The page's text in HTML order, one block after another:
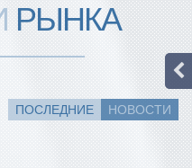
РЫНКА
ПОСЛЕДНИЕ НОВОСТИ